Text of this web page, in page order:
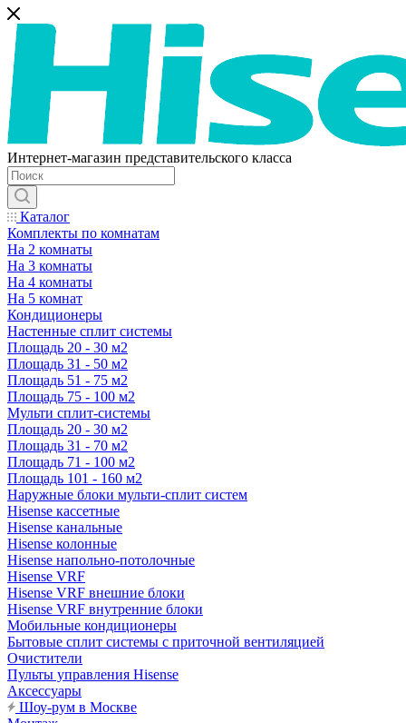
Интернет-магазин представительского класса
Каталог
Комплекты по комнатам
На 2 комнаты
На 3 комнаты
На 4 комнаты
На 5 комнат
Кондиционеры
Настенные сплит системы
Площадь 20 - 30 м2
Площадь 31 - 50 м2
Площадь 51 - 75 м2
Площадь 75 - 100 м2
Мульти сплит-системы
Площадь 20 - 30 м2
Площадь 31 - 70 м2
Площадь 71 - 100 м2
Площадь 101 - 160 м2
Наружные блоки мульти-сплит систем
Hisense кассетные
Hisense канальные
Hisense колонные
Hisense напольно-потолочные
Hisense VRF
Hisense VRF внешние блоки
Hisense VRF внутренние блоки
Мобильные кондиционеры
Бытовые сплит системы с приточной вентиляцией
Очистители
Пульты управления Hisense
Аксессуары
Шоу-рум в Москве